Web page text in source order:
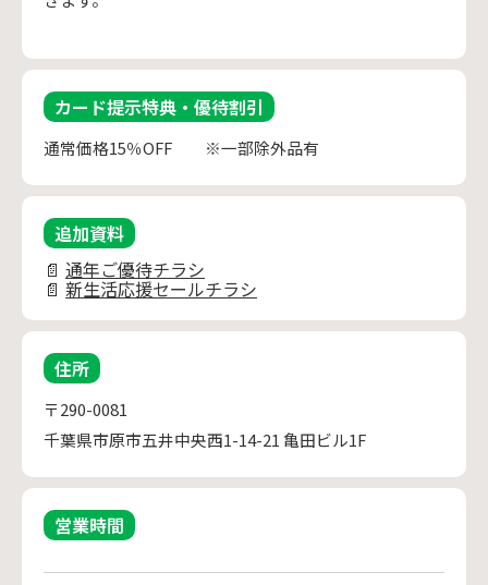
カード提示特典・優待割引
通常価格15％OFF ※一部除外品有
追加資料
📄 通年ご優待チラシ
📄 新生活応援セールチラシ
住所
〒290-0081
千葉県市原市五井中央西1-14-21 亀田ビル1F
営業時間